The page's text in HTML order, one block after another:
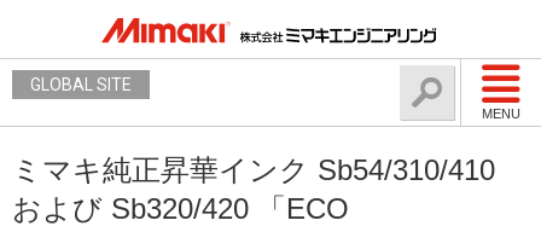
MENU
GLOBAL SITE
ミマキ純正昇華インク Sb54/310/410
および Sb320/420 「ECO